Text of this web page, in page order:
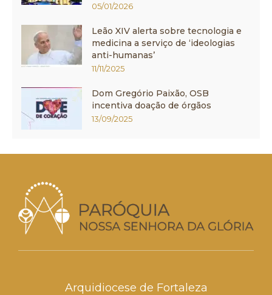
05/01/2026
Leão XIV alerta sobre tecnologia e
medicina a serviço de ‘ideologias
anti-humanas’
11/11/2025
Dom Gregório Paixão, OSB
incentiva doação de órgãos
13/09/2025
Arquidiocese de Fortaleza